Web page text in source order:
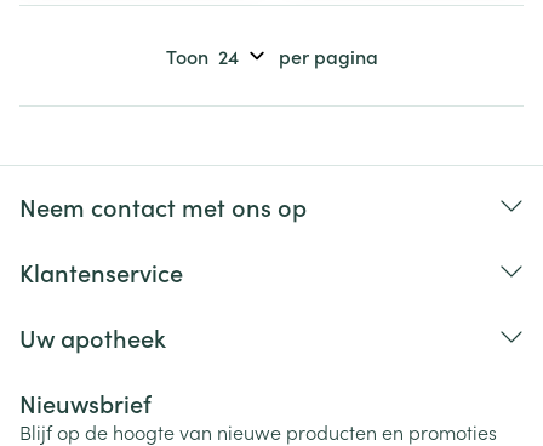
Toon per pagina
Neem contact met ons op
Klantenservice
Uw apotheek
Nieuwsbrief
Blijf op de hoogte van nieuwe producten en promoties